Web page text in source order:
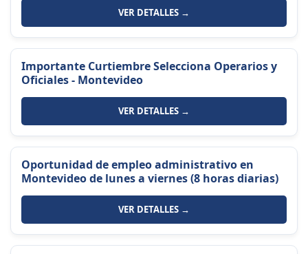
VER DETALLES →
Importante Curtiembre Selecciona Operarios y
Oficiales - Montevideo
VER DETALLES →
Oportunidad de empleo administrativo en
Montevideo de lunes a viernes (8 horas diarias)
VER DETALLES →